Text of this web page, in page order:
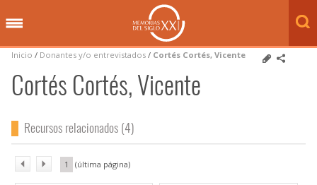
Inicio / Donantes y/o entrevistados / Cortés Cortés, Vicente
Cortés Cortés, Vicente
Recursos relacionados (4)
1